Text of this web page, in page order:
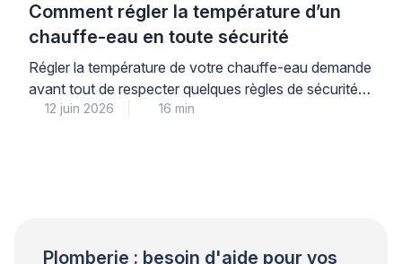
Comment régler la température d’un
chauffe-eau en toute sécurité
Régler la température de votre chauffe-eau demande
avant tout de respecter quelques règles de sécurité
simples, à commencer par la coupure systématique
12 juin 2026 16 min
Plomberie : besoin d'aide pour vos